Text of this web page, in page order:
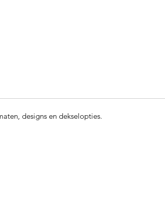
designs en dekselopties.